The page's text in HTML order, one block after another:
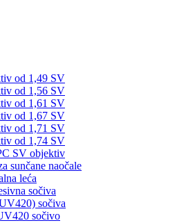
od 1,49 SV
od 1,56 SV
od 1,61 SV
od 1,67 SV
od 1,71 SV
od 1,74 SV
SV objektiv
sunčane naočale
leća
sočiva
sočiva
sočivo